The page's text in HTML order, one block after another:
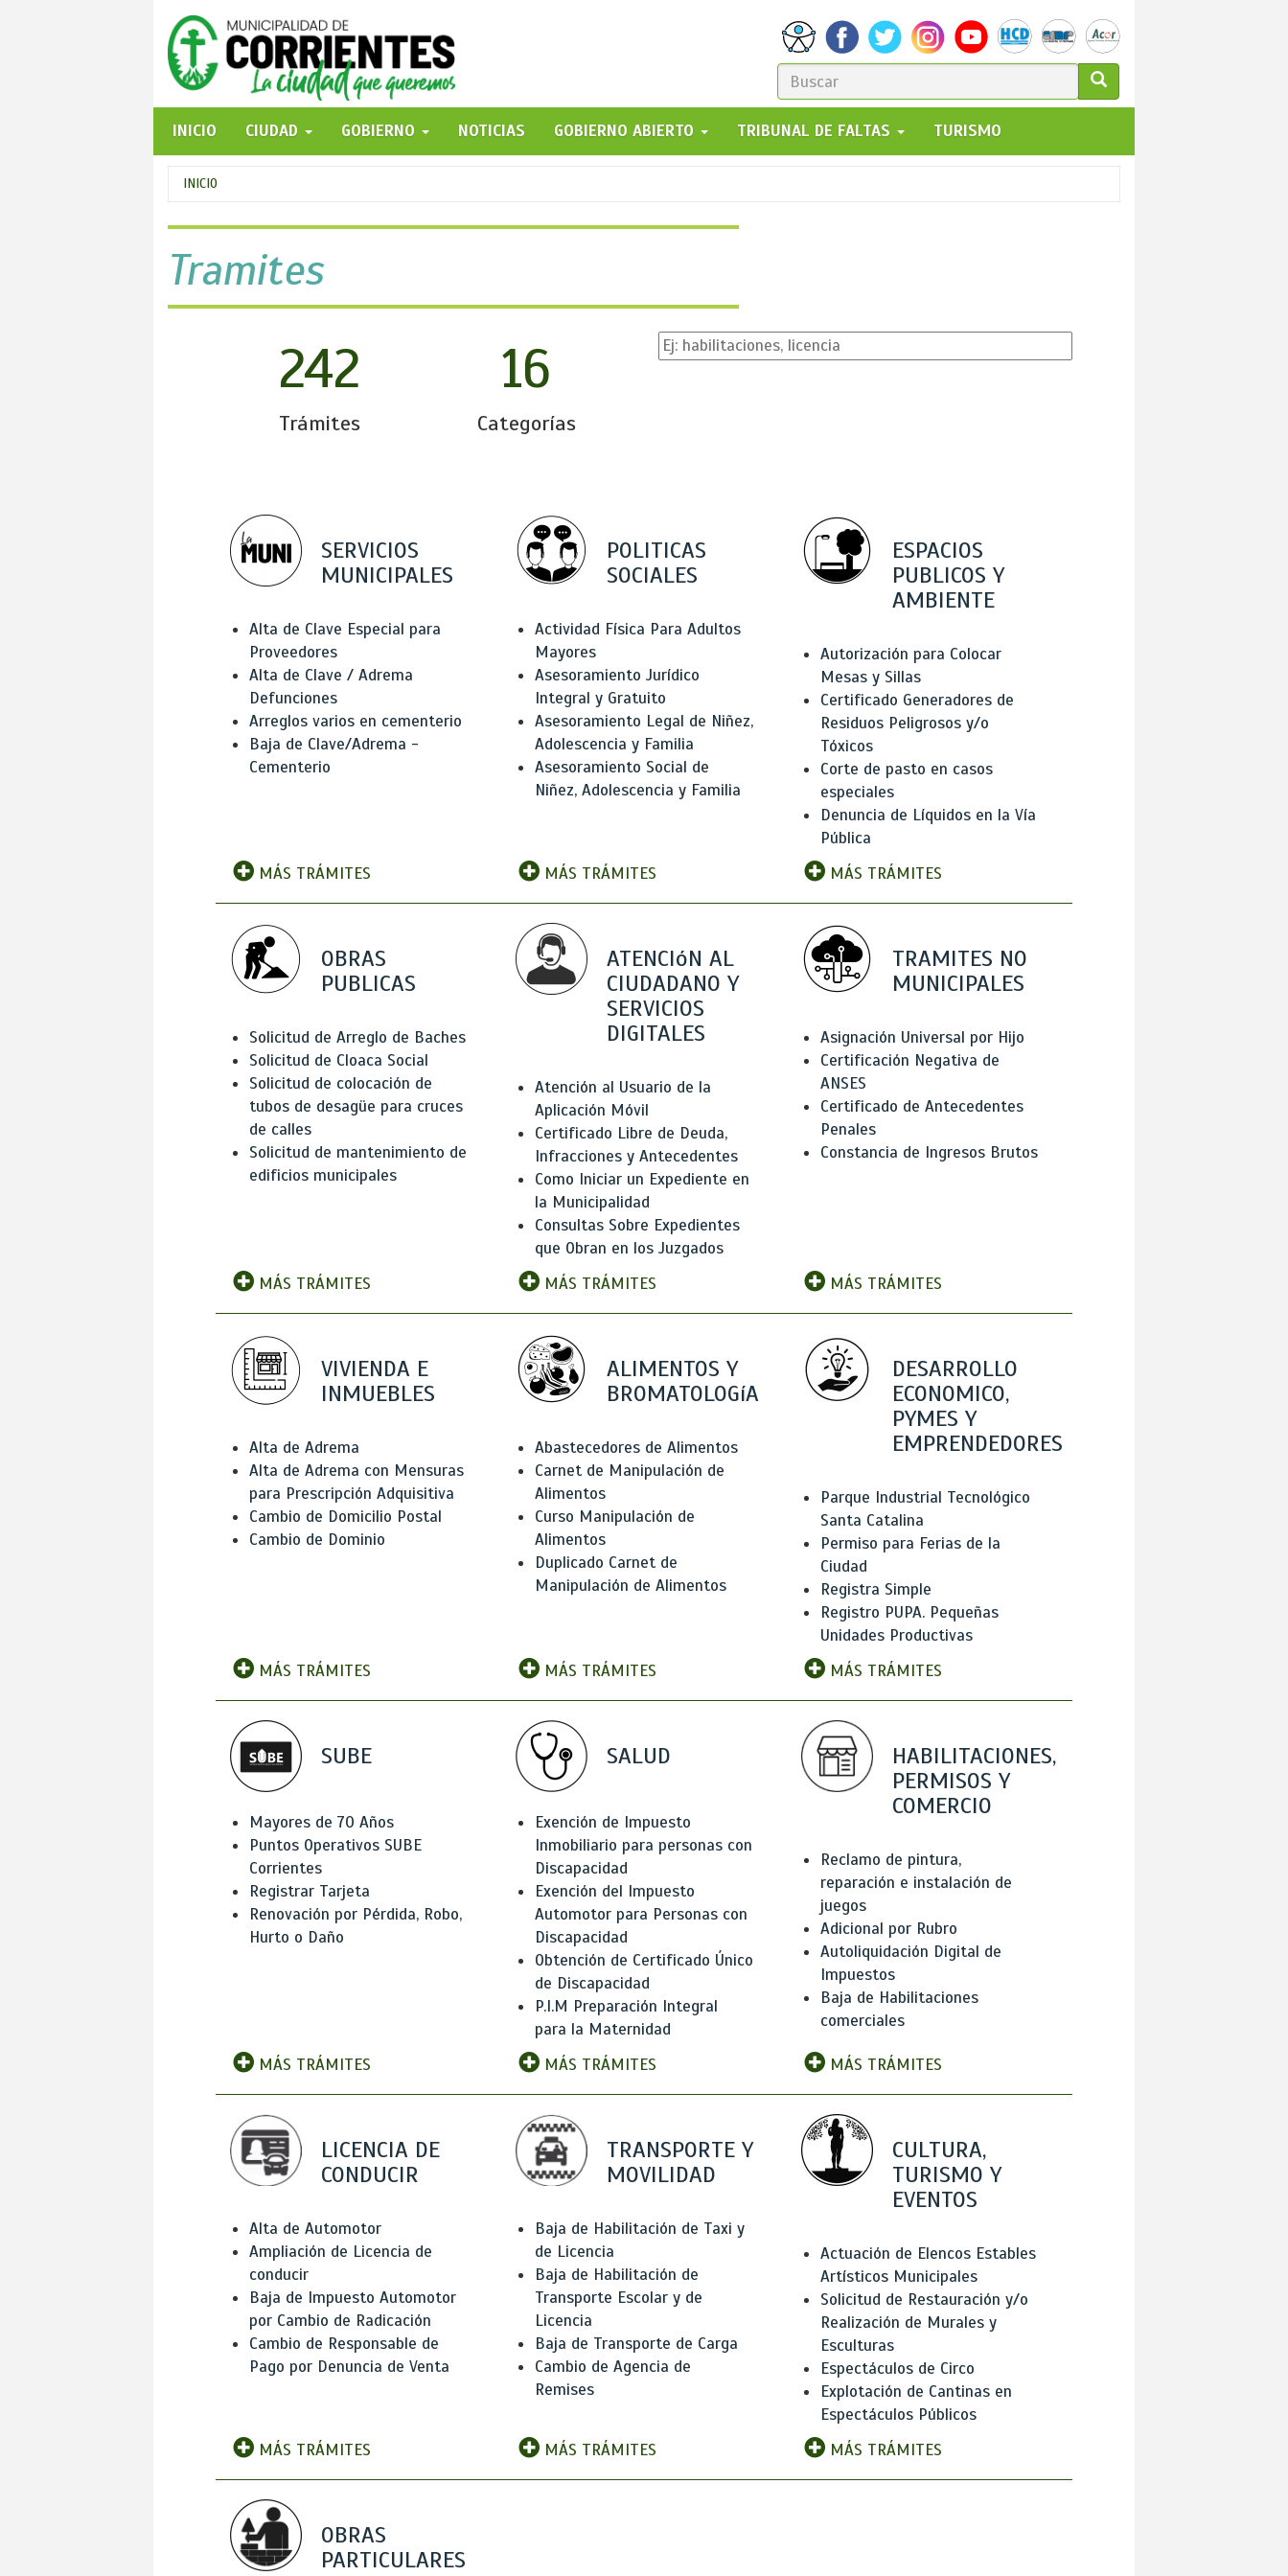
FORMULARIO
DE
BÚSQUEDA
GO!
INICIO
CIUDAD GOBIERNO NOTICIAS GOBIERNO ABIERTO TRIBUNAL DE FALTAS TURISMO
Se
encuentra
usted
aquí
INICIO
Tramites
242
Trámites
16
Categorías
SERVICIOS
MUNICIPALES
Alta de Clave Especial para
Proveedores
Alta de Clave / Adrema
Defunciones
Arreglos varios en cementerio
Baja de Clave/Adrema -
Cementerio
MÁS TRÁMITES
POLITICAS
SOCIALES
Actividad Física Para Adultos
Mayores
Asesoramiento Jurídico
Integral y Gratuito
Asesoramiento Legal de Niñez,
Adolescencia y Familia
Asesoramiento Social de
Niñez, Adolescencia y Familia
MÁS TRÁMITES
ESPACIOS
PUBLICOS Y
AMBIENTE
Autorización para Colocar
Mesas y Sillas
Certificado Generadores de
Residuos Peligrosos y/o
Tóxicos
Corte de pasto en casos
especiales
Denuncia de Líquidos en la Vía
Pública
MÁS TRÁMITES
OBRAS
PUBLICAS
Solicitud de Arreglo de Baches
Solicitud de Cloaca Social
Solicitud de colocación de
tubos de desagüe para cruces
de calles
Solicitud de mantenimiento de
edificios municipales
MÁS TRÁMITES
ATENCIóN AL
CIUDADANO Y
SERVICIOS
DIGITALES
Atención al Usuario de la
Aplicación Móvil
Certificado Libre de Deuda,
Infracciones y Antecedentes
Como Iniciar un Expediente en
la Municipalidad
Consultas Sobre Expedientes
que Obran en los Juzgados
MÁS TRÁMITES
TRAMITES NO
MUNICIPALES
Asignación Universal por Hijo
Certificación Negativa de
ANSES
Certificado de Antecedentes
Penales
Constancia de Ingresos Brutos
MÁS TRÁMITES
VIVIENDA E
INMUEBLES
Alta de Adrema
Alta de Adrema con Mensuras
para Prescripción Adquisitiva
Cambio de Domicilio Postal
Cambio de Dominio
MÁS TRÁMITES
ALIMENTOS Y
BROMATOLOGíA
Abastecedores de Alimentos
Carnet de Manipulación de
Alimentos
Curso Manipulación de
Alimentos
Duplicado Carnet de
Manipulación de Alimentos
MÁS TRÁMITES
DESARROLLO
ECONOMICO,
PYMES Y
EMPRENDEDORES
Parque Industrial Tecnológico
Santa Catalina
Permiso para Ferias de la
Ciudad
Registra Simple
Registro PUPA. Pequeñas
Unidades Productivas
MÁS TRÁMITES
SUBE
Mayores de 70 Años
Puntos Operativos SUBE
Corrientes
Registrar Tarjeta
Renovación por Pérdida, Robo,
Hurto o Daño
MÁS TRÁMITES
SALUD
Exención de Impuesto
Inmobiliario para personas con
Discapacidad
Exención del Impuesto
Automotor para Personas con
Discapacidad
Obtención de Certificado Único
de Discapacidad
P.I.M Preparación Integral
para la Maternidad
MÁS TRÁMITES
HABILITACIONES,
PERMISOS Y
COMERCIO
Reclamo de pintura,
reparación e instalación de
juegos
Adicional por Rubro
Autoliquidación Digital de
Impuestos
Baja de Habilitaciones
comerciales
MÁS TRÁMITES
LICENCIA DE
CONDUCIR
Alta de Automotor
Ampliación de Licencia de
conducir
Baja de Impuesto Automotor
por Cambio de Radicación
Cambio de Responsable de
Pago por Denuncia de Venta
MÁS TRÁMITES
TRANSPORTE Y
MOVILIDAD
Baja de Habilitación de Taxi y
de Licencia
Baja de Habilitación de
Transporte Escolar y de
Licencia
Baja de Transporte de Carga
Cambio de Agencia de
Remises
MÁS TRÁMITES
CULTURA,
TURISMO Y
EVENTOS
Actuación de Elencos Estables
Artísticos Municipales
Solicitud de Restauración y/o
Realización de Murales y
Esculturas
Espectáculos de Circo
Explotación de Cantinas en
Espectáculos Públicos
MÁS TRÁMITES
OBRAS
PARTICULARES